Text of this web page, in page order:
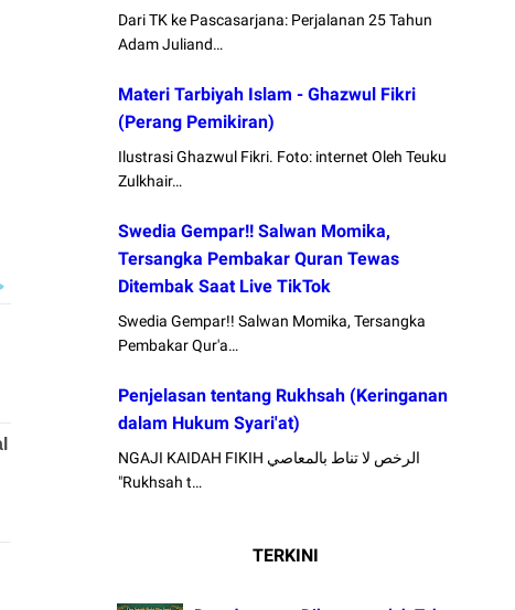
Dari TK ke Pascasarjana: Perjalanan 25 Tahun
Adam Juliand…
Materi Tarbiyah Islam - Ghazwul Fikri
(Perang Pemikiran)
Ilustrasi Ghazwul Fikri. Foto: internet Oleh Teuku
Zulkhair…
Swedia Gempar!! Salwan Momika,
Tersangka Pembakar Quran Tewas
Ditembak Saat Live TikTok
Swedia Gempar!! Salwan Momika, Tersangka
Pembakar Qur'a…
Penjelasan tentang Rukhsah (Keringanan
dalam Hukum Syari'at)
NGAJI KAIDAH FIKIH الرخص لا تناط بالمعاصي
"Rukhsah t…
TERKINI